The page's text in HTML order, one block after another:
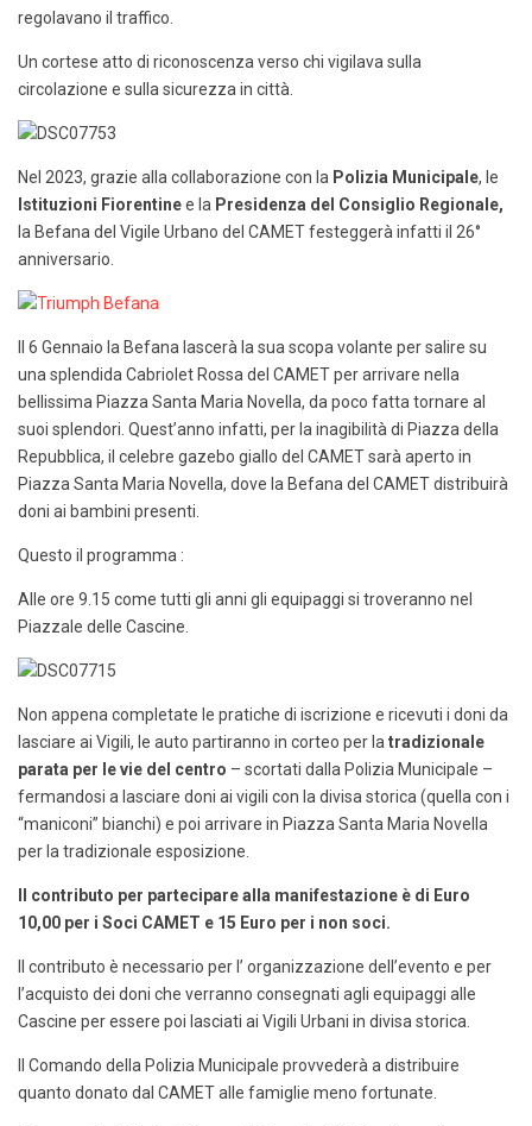
regolavano il traffico.
Un cortese atto di riconoscenza verso chi vigilava sulla
circolazione e sulla sicurezza in città.
Nel 2023, grazie alla collaborazione con la Polizia Municipale, le
Istituzioni Fiorentinee la Presidenza del Consiglio Regionale,
la Befana del Vigile Urbano del CAMET festeggerà infatti il 26°
anniversario.
Il 6 Gennaio la Befana lascerà la sua scopa volante per salire su
una splendida Cabriolet Rossa del CAMET per arrivare nella
bellissima Piazza Santa Maria Novella, da poco fatta tornare al
suoi splendori. Quest’anno infatti, per la inagibilità di Piazza della
Repubblica, il celebre gazebo giallo del CAMET sarà aperto in
Piazza Santa Maria Novella, dove la Befana del CAMET distribuirà
doni ai bambini presenti.
Questo il programma :
Alle ore 9.15 come tutti gli anni gli equipaggi si troveranno nel
Piazzale delle Cascine.
Non appena completate le pratiche di iscrizione e ricevuti i doni da
lasciare ai Vigili, le auto partiranno in corteo per la tradizionale
parata per le vie del centro – scortati dalla Polizia Municipale –
fermandosi a lasciare doni ai vigili con la divisa storica (quella con i
“maniconi” bianchi) e poi arrivare in Piazza Santa Maria Novella
per la tradizionale esposizione.
Il contributo per partecipare alla manifestazione è di Euro
10,00 per i Soci CAMET e 15 Euro per i non soci.
Il contributo è necessario per l’ organizzazione dell’evento e per
l’acquisto dei doni che verranno consegnati agli equipaggi alle
Cascine per essere poi lasciati ai Vigili Urbani in divisa storica.
Il Comando della Polizia Municipale provvederà a distribuire
quanto donato dal CAMET alle famiglie meno fortunate.